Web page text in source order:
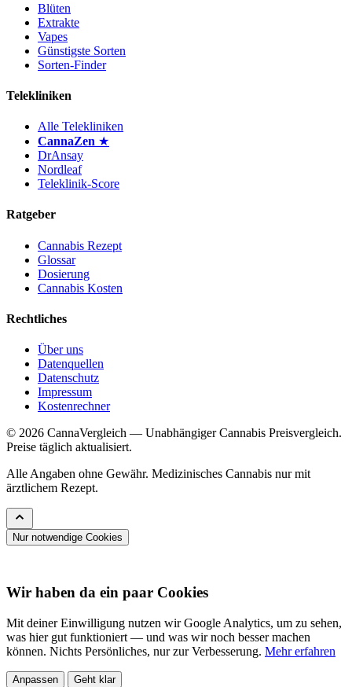
Blüten
Extrakte
Vapes
Günstigste Sorten
Sorten-Finder
Telekliniken
Alle Telekliniken
CannaZen ★
DrAnsay
Nordleaf
Teleklinik-Score
Ratgeber
Cannabis Rezept
Glossar
Dosierung
Cannabis Kosten
Rechtliches
Über uns
Datenquellen
Datenschutz
Impressum
Kostenrechner
© 2026 CannaVergleich — Unabhängiger Cannabis Preisvergleich.
Preise täglich aktualisiert.
Alle Angaben ohne Gewähr. Medizinisches Cannabis nur mit
ärztlichem Rezept.
Nur notwendige Cookies
Wir haben da ein paar Cookies
Mit deiner Einwilligung nutzen wir Google Analytics, um zu sehen,
was hier gut funktioniert — und was wir noch besser machen
können. Nichts Persönliches, nur zur Verbesserung. Mehr erfahren
Anpassen Geht klar